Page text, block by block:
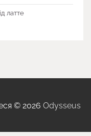
латте
© 2026 Odysseus